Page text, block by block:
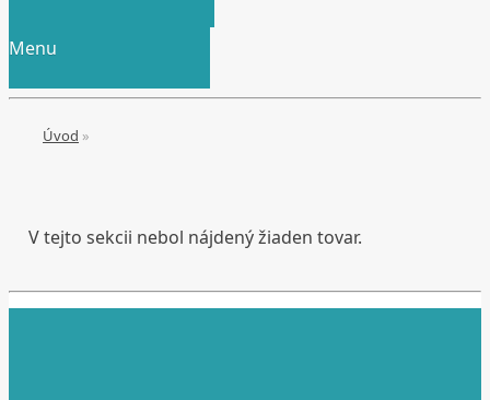
Menu
Úvod »
V tejto sekcii nebol nájdený žiaden tovar.